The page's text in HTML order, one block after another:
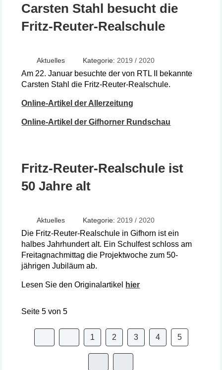
Carsten Stahl besucht die
Fritz-Reuter-Realschule
Aktuelles Kategorie: 2019 / 2020
Am 22. Januar besuchte der von RTL II bekannte
Carsten Stahl die Fritz-Reuter-Realschule.
Online-Artikel der Allerzeitung
Online-Artikel der Gifhorner Rundschau
Fritz-Reuter-Realschule ist
50 Jahre alt
Aktuelles Kategorie: 2019 / 2020
Die Fritz-Reuter-Realschule in Gifhorn ist ein
halbes Jahrhundert alt. Ein Schulfest schloss am
Freitagnachmittag die Projektwoche zum 50-
jährigen Jubiläum ab.
Lesen Sie den Originalartikel hier
Seite 5 von 5
1 2 3 4 5